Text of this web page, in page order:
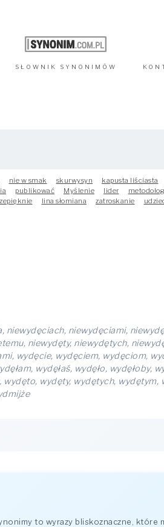
SŁOWNIK SYNONIMÓW
nie w smak skurwysyn kapusta liściasta
publikować Myślenie lider
lina słomiana zatroskanie
niewydęciach, niewydęciami,
niewydęty, niewydętych,
wydęcie, wydęciem, wydęciom,
wydęłaś, wydęło, wydęłoby,
wydęty, wydętych,
to wyrazy bliskoznaczne,